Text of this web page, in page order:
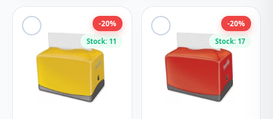
Stock: 11
-20%
Stock: 17
-20%